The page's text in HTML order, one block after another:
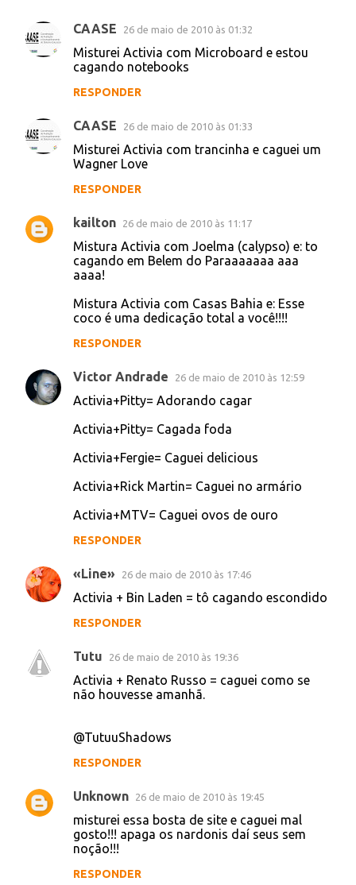
tô cagando Macio !!!
RESPONDER
CAASE 26 de maio de 2010 às 01:19
7 vezes mais do que os outros.
RODRIGO NUNES
RESPONDER
CAASE 26 de maio de 2010 às 01:20
Misturei Activia com Fandangos e tá
impossível cagar um só.
RESPONDER
CAASE 26 de maio de 2010 às 01:32
Misturei Activia com Microboard e estou
RESPONDER
Misturei Activia com trancinha e caguei um
Wagner Love
kailton 26 de maio de 2010 às 11:17
Mistura Activia com Joelma (calypso) e: to
cagando em Belem do Paraaaaaaa aaa
Mistura Activia com Casas Bahia e: Esse
coco é uma dedicação total a você!!!!
RESPONDER
Victor Andrade 26 de maio de 2010 às 12:59
Activia+Pitty= Adorando cagar
Activia+Fergie= Caguei delicious
Activia+MTV= Caguei ovos de ouro
RESPONDER